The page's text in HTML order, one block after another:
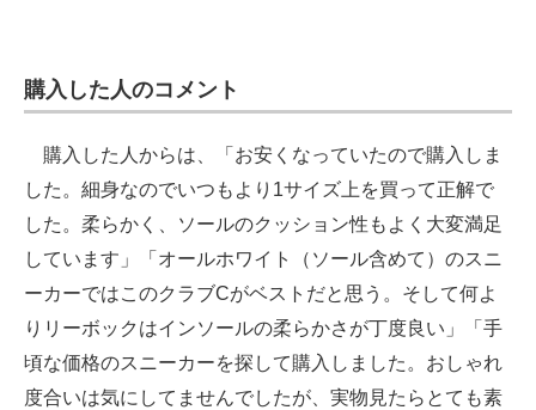
購入した人のコメント
購入した人からは、「お安くなっていたので購入しま
した。細身なのでいつもより1サイズ上を買って正解で
した。柔らかく、ソールのクッション性もよく大変満足
しています」「オールホワイト（ソール含めて）のスニ
ーカーではこのクラブCがベストだと思う。そして何よ
りリーボックはインソールの柔らかさが丁度良い」「手
頃な価格のスニーカーを探して購入しました。おしゃれ
度合いは気にしてませんでしたが、実物見たらとても素